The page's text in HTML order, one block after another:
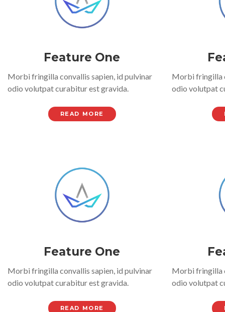
Feature One
Morbi fringilla convallis sapien, id pulvinar
odio volutpat curabitur est gravida.
READ MORE
Morbi fringilla
odio volutpat
Feature One
Morbi fringilla convallis sapien, id pulvinar
odio volutpat curabitur est gravida.
READ MORE
Morbi fringilla
odio volutpat